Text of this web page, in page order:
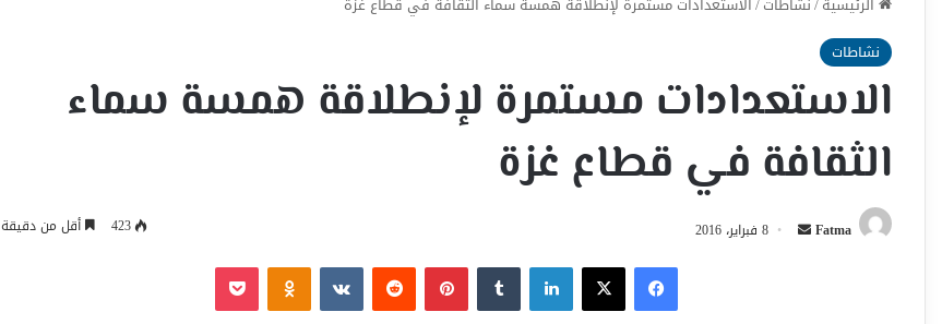
نشاطات
الاستعدادات مستمرة لإنطلاقة همسة سماء
الثقافة في قطاع غزة
Fatma
أرسل 8 فبراير، 2016 423 أقل من دقيقة
فيسبوك‫X لينكدإن بينتيريست Odnoklassniki
‫Pocket